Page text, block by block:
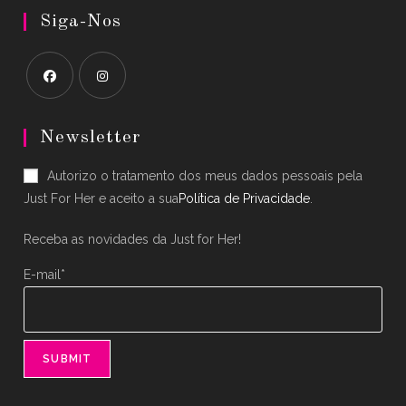
Siga-Nos
in
new
tab
in
new
tab
Newsletter
Autorizo o tratamento dos meus dados pessoais pela
Just For Her e aceito a suaPolítica de Privacidade
Receba as novidades da Just for Her!
E-mail*